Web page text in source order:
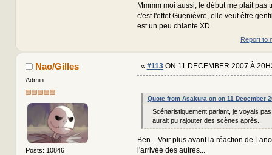
Mmmm moi aussi, le début me plait pas
c'est l'effet Guenièvre, elle veut être
est un peu chiante XD
Report to
Nao/Gilles
Admin
Posts: 10846
« #113ON 11 DECEMBER 2007 À
Quote from Asakura on on 11 December
Scénaristiquement parlant, je voyais
aurait pu rajouter des scènes après.
Ben... Voir plus avant la réaction de
l'arrivée des autres...